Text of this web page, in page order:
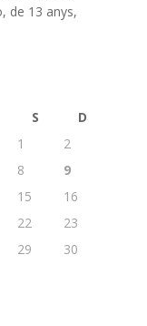
de 13 anys,
S
D
1
2
8
9
15
16
22
23
29
30